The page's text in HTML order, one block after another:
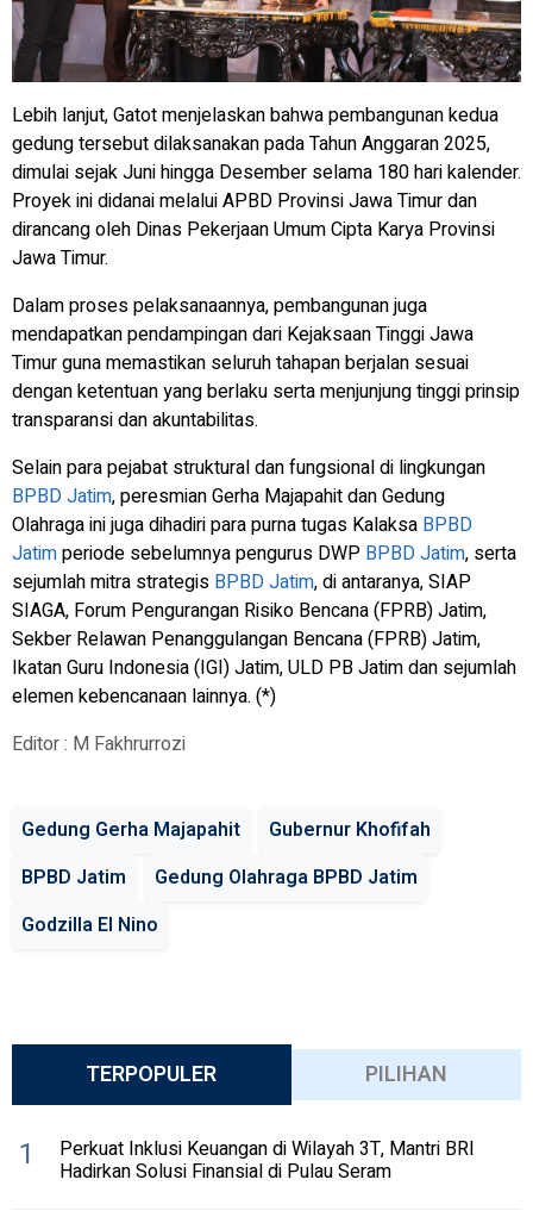
Lebih lanjut, Gatot menjelaskan bahwa pembangunan kedua
gedung tersebut dilaksanakan pada Tahun Anggaran 2025,
dimulai sejak Juni hingga Desember selama 180 hari kalender.
Proyek ini didanai melalui APBD Provinsi Jawa Timur dan
dirancang oleh Dinas Pekerjaan Umum Cipta Karya Provinsi
Jawa Timur.
Dalam proses pelaksanaannya, pembangunan juga
mendapatkan pendampingan dari Kejaksaan Tinggi Jawa
Timur guna memastikan seluruh tahapan berjalan sesuai
dengan ketentuan yang berlaku serta menjunjung tinggi prinsip
transparansi dan akuntabilitas.
Selain para pejabat struktural dan fungsional di lingkungan
BPBD Jatim, peresmian Gerha Majapahit dan Gedung
Olahraga ini juga dihadiri para purna tugas Kalaksa BPBD
Jatimperiode sebelumnya pengurus DWP BPBD Jatim, serta
sejumlah mitra strategis BPBD Jatim, di antaranya, SIAP
SIAGA, Forum Pengurangan Risiko Bencana (FPRB) Jatim,
Sekber Relawan Penanggulangan Bencana (FPRB) Jatim,
Ikatan Guru Indonesia (IGI) Jatim, ULD PB Jatim dan sejumlah
elemen kebencanaan lainnya. (*)
Editor : M Fakhrurrozi
Gedung Gerha Majapahit
Gubernur Khofifah
BPBD Jatim
Gedung Olahraga BPBD Jatim
Godzilla El Nino
TERPOPULER PILIHAN
1 Perkuat Inklusi Keuangan di Wilayah 3T, Mantri BRI
Hadirkan Solusi Finansial di Pulau Seram